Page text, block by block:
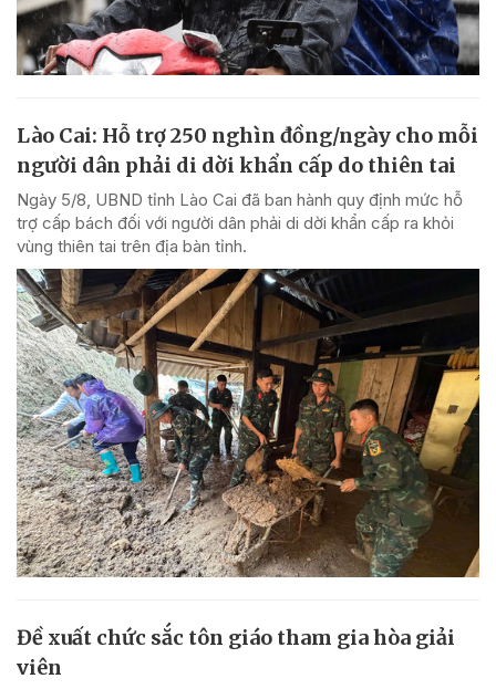
Lào Cai: Hỗ trợ 250 nghìn đồng/ngày cho mỗi
người dân phải di dời khẩn cấp do thiên tai
Ngày 5/8, UBND tỉnh Lào Cai đã ban hành quy định mức hỗ
trợ cấp bách đối với người dân phải di dời khẩn cấp ra khỏi
vùng thiên tai trên địa bàn tỉnh.
Đề xuất chức sắc tôn giáo tham gia hòa giải
viên